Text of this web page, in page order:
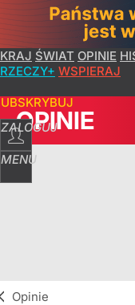
KRAJ ŚWIAT OPINIE
RZECZY+ WSPIERAJ
ZALOGUJ
MENU
OPINIE
Opinie